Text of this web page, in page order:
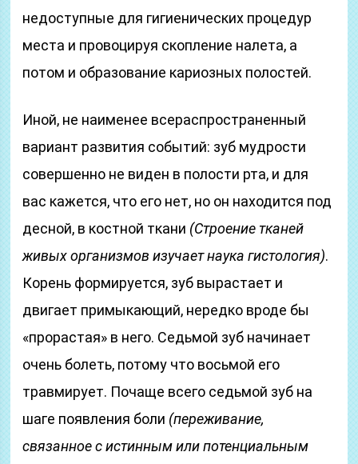
недоступные для гигиенических процедур
места и провоцируя скопление налета, а
потом и образование кариозных полостей.
Иной, не наименее всераспространенный
вариант развития событий: зуб мудрости
совершенно не виден в полости рта, и для
вас кажется, что его нет, но он находится под
десной, в костной ткани (Строение тканей
живых организмов изучает наука гистология).
Корень формируется, зуб вырастает и
двигает примыкающий, нередко вроде бы
«прорастая» в него. Седьмой зуб начинает
очень болеть, потому что восьмой его
травмирует. Почаще всего седьмой зуб на
шаге появления боли (переживание,
связанное с истинным или потенциальным